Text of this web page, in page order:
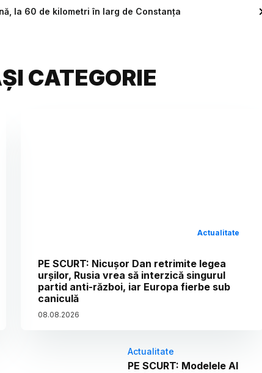
la 60 de kilometri în larg de Constanța
CATEGORIE
Actualitate
PE SCURT: Nicușor Dan retrimite legea
urșilor, Rusia vrea să interzică singurul
partid anti-război, iar Europa fierbe sub
caniculă
08.08.2026
Actualitate
PE SCURT: Modelele AI